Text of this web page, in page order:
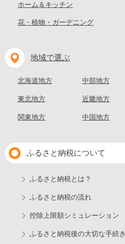
ホーム＆キッチン
花・植物・ガーデニング
地域で選ぶ
北海道地方
東北地方
関東地方
中部地方
近畿地方
中国地方
ふるさと納税について
ふるさと納税とは？
ふるさと納税の流れ
控除上限額シミュレーション
ふるさと納税後の大切な手続き